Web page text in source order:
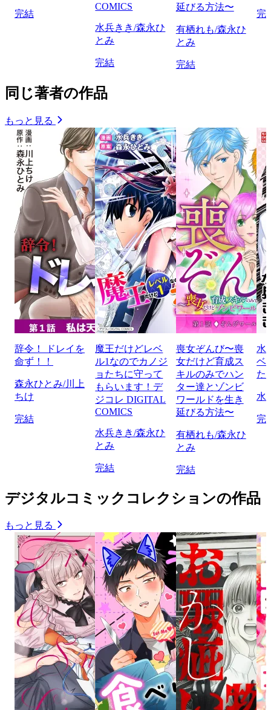
完結
COMICS
水兵きき/森永ひ
とみ
完結
延びる方法〜
有栖れも/森永ひ
とみ
完結
完
同じ著者の作品
もっと見る
辞令！ ドレイを
命ず！！
森永ひとみ/川上
ちけ
完結
魔王だけどレベ
ル1なのでカノジ
ョたちに守って
もらいます！デ
ジコレ DIGITAL
COMICS
水兵きき/森永ひ
とみ
完結
喪女ぞんび〜喪
女だけど育成ス
キルのみでハン
ター達とゾンビ
ワールドを生き
延びる方法〜
有栖れも/森永ひ
とみ
完結
水
ベ
た
水
完
デジタルコミックコレクションの作品
もっと見る